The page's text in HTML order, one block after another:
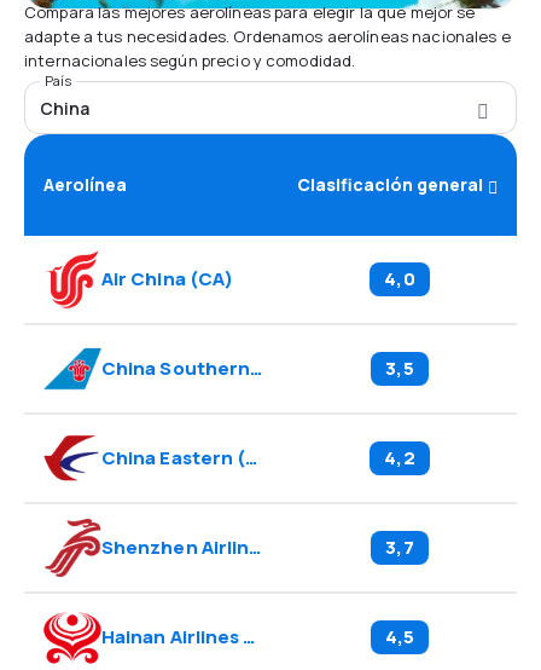
Compara las mejores aerolíneas para elegir la que mejor se
adapte a tus necesidades. Ordenamos aerolíneas nacionales e
internacionales según precio y comodidad.
País
China
Aerolínea Clasificación general
Air China(CA) 4,0
China Southern
( 3,5
China Eastern (MU 4,2
Shenzhen Airlines 3,7
Hainan Airlines HU 4,5